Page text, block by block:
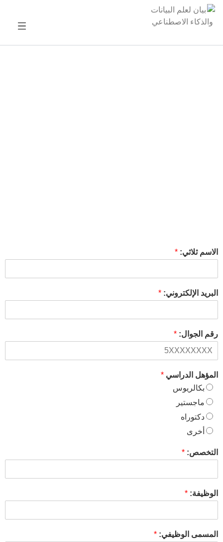
الاسم ثلاثي: *
البريد الإلكتروني: *
رقم الجوال: *
المؤهل الدراسي *
بكالريوس
ماجستير
دكتوراه
أخرى
التخصص: *
الوظيفة: *
المسمى الوظيفي: *